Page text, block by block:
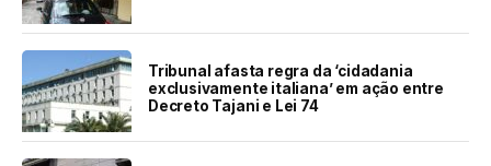
Tribunal afasta regra da ‘cidadania
exclusivamente italiana’ em ação entre
Decreto Tajani e Lei 74